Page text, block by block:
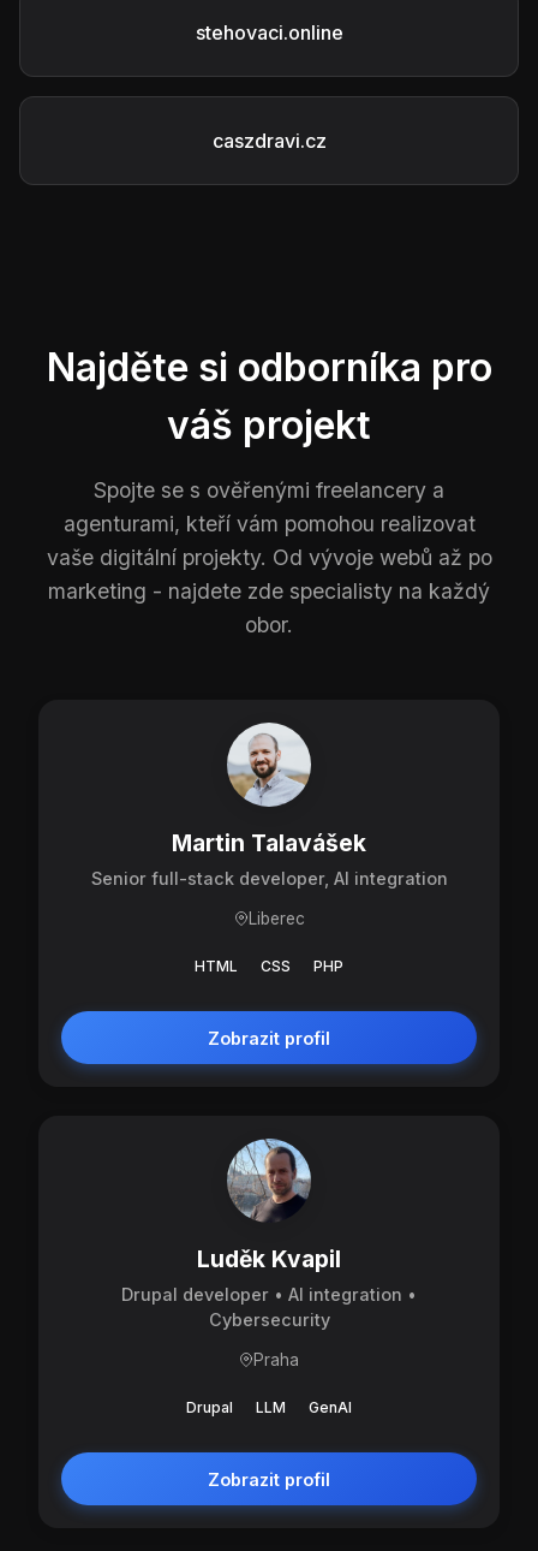
stehovaci.online
caszdravi.cz
Najděte si odborníka pro
váš projekt
Spojte se s ověřenými freelancery a
agenturami, kteří vám pomohou realizovat
vaše digitální projekty. Od vývoje webů až po
marketing - najdete zde specialisty na každý
obor.
Martin Talavášek
Senior full-stack developer, AI integration
Liberec
HTML CSS PHP
Zobrazit profil
Luděk Kvapil
Drupal developer • AI integration •
Cybersecurity
Praha
Drupal LLM GenAI
Zobrazit profil